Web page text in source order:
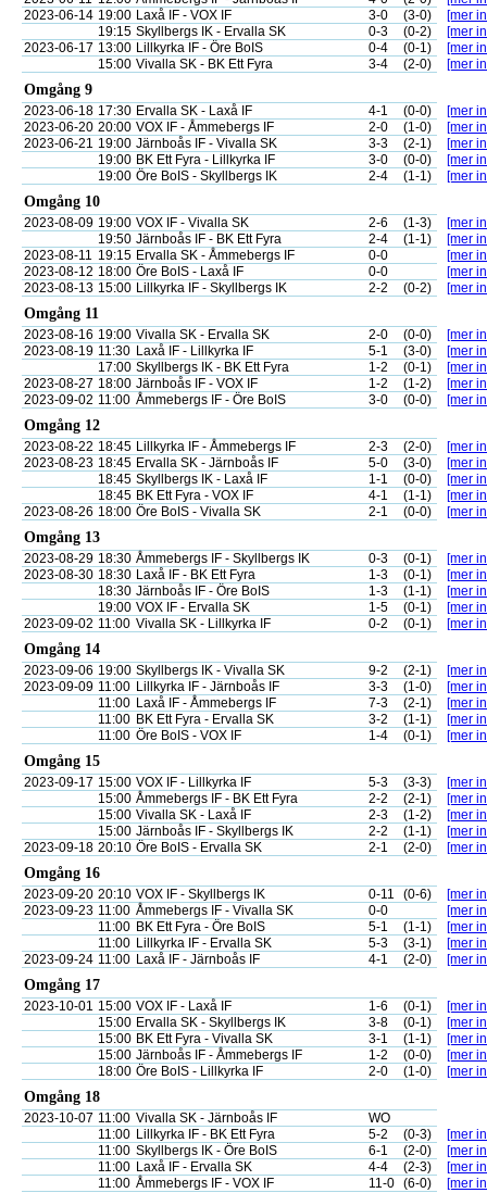
2023-06-14 19:00 Laxå IF - VOX IF 3-0 (3-0)
[mer
19:15 Skyllbergs IK - Ervalla SK 0-3 (0-2)
[mer
2023-06-17 13:00 Lillkyrka IF - Öre BoIS 0-4 (0-1)
[mer
15:00 Vivalla SK - BK Ett Fyra 3-4 (2-0) [mer
Omgång 9
2023-06-18 17:30 Ervalla SK - Laxå IF 4-1 (0-0)
[mer
2023-06-20 20:00 VOX IF - Åmmebergs IF 2-0 (1-0)
[mer
2023-06-21 19:00 Järnboås IF - Vivalla SK 3-3 (2-1)
[mer
19:00 BK Ett Fyra - Lillkyrka IF 3-0 (0-0)
[mer
19:00 Öre BoIS - Skyllbergs IK 2-4 (1-1) [mer
Omgång 10
2023-08-09 19:00 VOX IF - Vivalla SK 2-6 (1-3)
[mer
19:50 Järnboås IF - BK Ett Fyra 2-4 (1-1)
[mer
2023-08-11 19:15 Ervalla SK - Åmmebergs IF 0-0
[mer
2023-08-12 18:00 Öre BoIS - Laxå IF 0-0
[mer
2023-08-13 15:00 Lillkyrka IF - Skyllbergs IK 2-2 (0-2) [mer
Omgång 11
2023-08-16 19:00 Vivalla SK - Ervalla SK 2-0 (0-0)
[mer
2023-08-19 11:30 Laxå IF - Lillkyrka IF 5-1 (3-0)
[mer
17:00 Skyllbergs IK - BK Ett Fyra 1-2 (0-1)
[mer
2023-08-27 18:00 Järnboås IF - VOX IF 1-2 (1-2)
[mer
2023-09-02 11:00 Åmmebergs IF - Öre BoIS 3-0 (0-0) [mer
Omgång 12
2023-08-22 18:45 Lillkyrka IF - Åmmebergs IF 2-3 (2-0)
[mer
2023-08-23 18:45 Ervalla SK - Järnboås IF 5-0 (3-0)
[mer
18:45 Skyllbergs IK - Laxå IF 1-1 (0-0)
[mer
18:45 BK Ett Fyra - VOX IF 4-1 (1-1)
[mer
2023-08-26 18:00 Öre BoIS - Vivalla SK 2-1 (0-0) [mer
Omgång 13
2023-08-29 18:30 Åmmebergs IF - Skyllbergs IK 0-3 (0-1)
[mer
2023-08-30 18:30 Laxå IF - BK Ett Fyra 1-3 (0-1)
[mer
18:30 Järnboås IF - Öre BoIS 1-3 (1-1)
[mer
19:00 VOX IF - Ervalla SK 1-5 (0-1)
[mer
2023-09-02 11:00 Vivalla SK - Lillkyrka IF 0-2 (0-1) [mer
Omgång 14
2023-09-06 19:00 Skyllbergs IK - Vivalla SK 9-2 (2-1)
[mer
2023-09-09 11:00 Lillkyrka IF - Järnboås IF 3-3 (1-0)
[mer
11:00 Laxå IF - Åmmebergs IF 7-3 (2-1)
[mer
11:00 BK Ett Fyra - Ervalla SK 3-2 (1-1)
[mer
11:00 Öre BoIS - VOX IF 1-4 (0-1) [mer
Omgång 15
2023-09-17 15:00 VOX IF - Lillkyrka IF 5-3 (3-3)
[mer
15:00 Åmmebergs IF - BK Ett Fyra 2-2 (2-1)
[mer
15:00 Vivalla SK - Laxå IF 2-3 (1-2)
[mer
15:00 Järnboås IF - Skyllbergs IK 2-2 (1-1)
[mer
2023-09-18 20:10 Öre BoIS - Ervalla SK 2-1 (2-0) [mer
Omgång 16
2023-09-20 20:10 VOX IF - Skyllbergs IK 0-11 (0-6)
[mer
2023-09-23 11:00 Åmmebergs IF - Vivalla SK 0-0
[mer
11:00 BK Ett Fyra - Öre BoIS 5-1 (1-1)
[mer
11:00 Lillkyrka IF - Ervalla SK 5-3 (3-1)
[mer
2023-09-24 11:00 Laxå IF - Järnboås IF 4-1 (2-0) [mer
Omgång 17
2023-10-01 15:00 VOX IF - Laxå IF 1-6 (0-1)
[mer
15:00 Ervalla SK - Skyllbergs IK 3-8 (0-1)
[mer
15:00 BK Ett Fyra - Vivalla SK 3-1 (1-1)
[mer
15:00 Järnboås IF - Åmmebergs IF 1-2 (0-0)
[mer
18:00 Öre BoIS - Lillkyrka IF 2-0 (1-0) [mer
Omgång 18
2023-10-07 11:00 Vivalla SK - Järnboås IF
WO
11:00 Lillkyrka IF - BK Ett Fyra 5-2 (0-3)
[mer
11:00 Skyllbergs IK - Öre BoIS 6-1 (2-0)
[mer
11:00 Laxå IF - Ervalla SK 4-4 (2-3)
[mer
11:00 Åmmebergs IF - VOX IF 11-0 (6-0) [mer